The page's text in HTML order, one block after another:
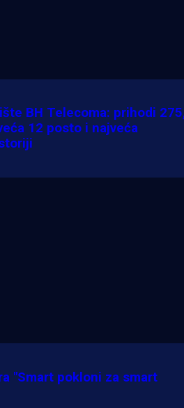
BH Telecoma: prihodi
12 posto i najveća
"Smart pokloni za smart